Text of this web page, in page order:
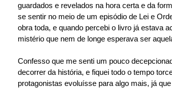
guardados e revelados na hora certa e da
se sentir no meio de um episódio de Lei e
obra toda, e quando percebi o livro já estava
mistério que nem de longe esperava ser
Confesso que me senti um pouco
decorrer da história, e fiquei todo o tempo
protagonistas evoluísse para algo mais, já